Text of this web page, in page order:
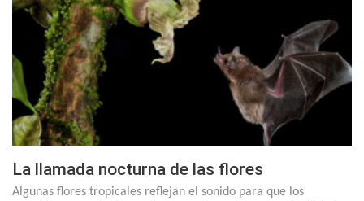
La llamada nocturna de las flores
Algunas flores tropicales reflejan el sonido para que los